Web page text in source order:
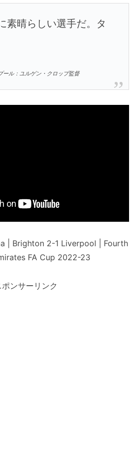
素晴らしい選手だ。タ
ール：ユルゲン・クロップ監督
| Brighton 2-1 Liverpool | Fourth
FA Cup 2022-23
ポンサーリンク